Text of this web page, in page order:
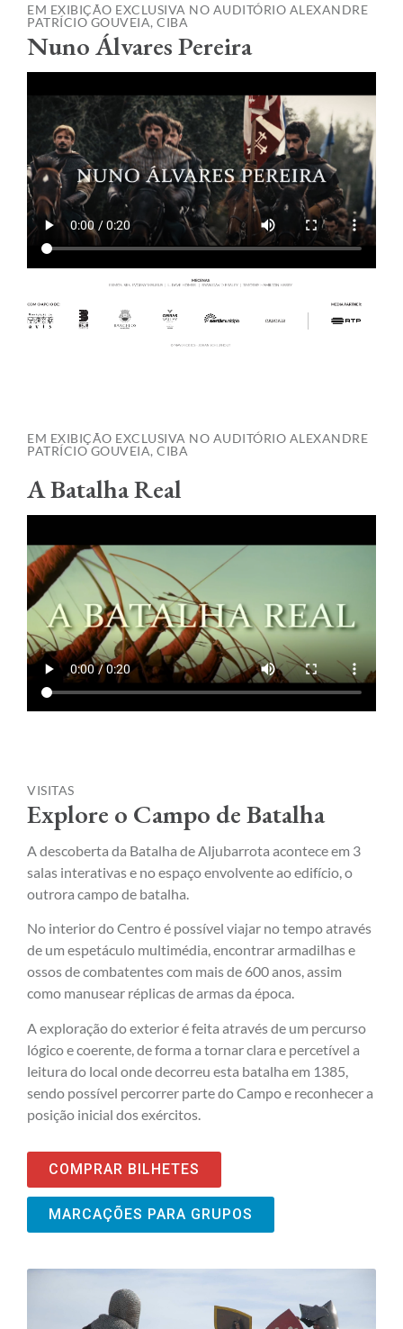
EM EXIBIÇÃO EXCLUSIVA NO AUDITÓRIO ALEXANDRE
PATRÍCIO GOUVEIA, CIBA
Nuno Álvares Pereira
EM EXIBIÇÃO EXCLUSIVA NO AUDITÓRIO ALEXANDRE
PATRÍCIO GOUVEIA, CIBA
A Batalha Real
VISITAS
Explore o Campo de Batalha
A descoberta da Batalha de Aljubarrota acontece em 3
salas interativas e no espaço envolvente ao edifício, o
outrora campo de batalha.
No interior do Centro é possível viajar no tempo através
de um espetáculo multimédia, encontrar armadilhas e
ossos de combatentes com mais de 600 anos, assim
como manusear réplicas de armas da época.
A exploração do exterior é feita através de um percurso
lógico e coerente, de forma a tornar clara e percetível a
leitura do local onde decorreu esta batalha em 1385,
sendo possível percorrer parte do Campo e reconhecer a
posição inicial dos exércitos.
COMPRAR BILHETES
MARCAÇÕES PARA GRUPOS